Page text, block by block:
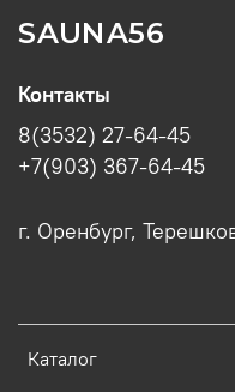
SAUNA56
Каталог
Контакты
8(3532) 27-64-45
+7(903) 367-64-45
г. Оренбург,